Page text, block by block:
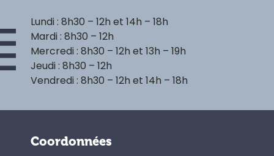
Lundi : 8h30 – 12h et 14h – 18h
Mardi : 8h30 – 12h
Mercredi : 8h30 – 12h et 13h – 19h
Jeudi : 8h30 – 12h
Vendredi : 8h30 – 12h et 14h – 18h
Coordonnées